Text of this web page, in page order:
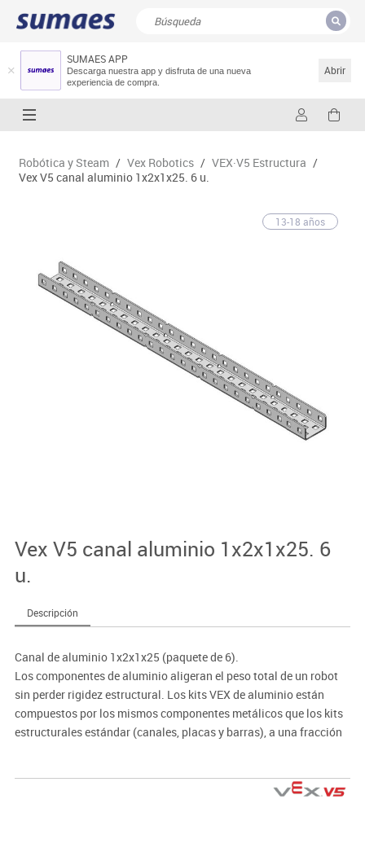
SUMAES APP
Descarga nuestra app y disfruta de una nueva
experiencia de compra.
Abrir
Resultados de la búsqueda
Robótica y Steam / Vex Robotics / VEX·V5 Estructura /
Vex V5 canal aluminio 1x2x1x25. 6 u.
13-18 años
Vex V5 canal aluminio 1x2x1x25. 6
u.
Descripción
Canal de aluminio 1x2x1x25 (paquete de 6).
Los componentes de aluminio aligeran el peso total de un robot
sin perder rigidez estructural. Los kits VEX de aluminio están
compuestos por los mismos componentes metálicos que los kits
estructurales estándar (canales, placas y barras), a una fracción
· Disponibles en kits o en multi-paquetes de una sola pieza.